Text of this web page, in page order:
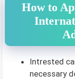
How to
Intrested
necessary